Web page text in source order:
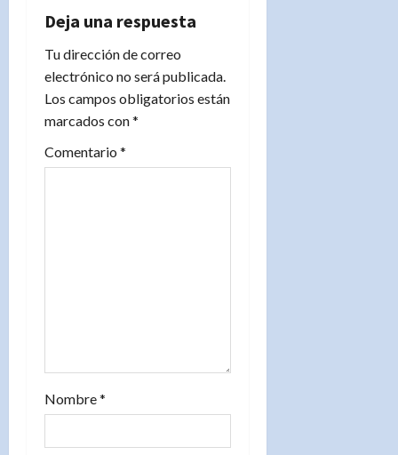
i
ó
n
d
e
d
Deja una respuesta
Tu dirección de correo
electrónico no será publicada.
Los campos obligatorios están
marcados con*
Comentario *
Nombre*